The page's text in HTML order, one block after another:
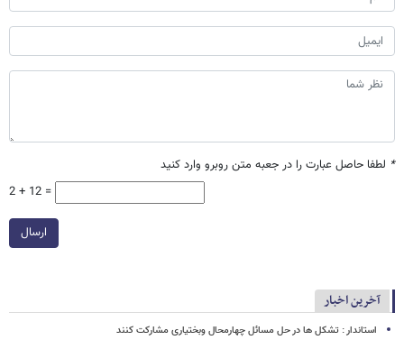
* لطفا حاصل عبارت را در جعبه متن روبرو وارد کنید
2 + 12 =
ارسال
آخرین اخبار
استاندار : تشکل ها در حل مسائل چهارمحال وبختیاری مشارکت کنند